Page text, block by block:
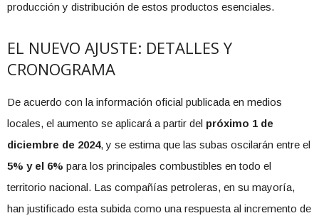
producción y distribución de estos productos esenciales.
EL NUEVO AJUSTE: DETALLES Y
CRONOGRAMA
De acuerdo con la información oficial publicada en medios
locales, el aumento se aplicará a partir del próximo 1 de
diciembre de 2024, y se estima que las subas oscilarán entre el
5% y el 6% para los principales combustibles en todo el
territorio nacional. Las compañías petroleras, en su mayoría,
han justificado esta subida como una respuesta al incremento de